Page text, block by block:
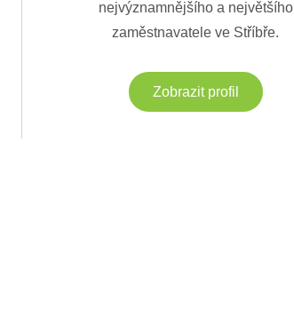
nejvýznamnějšího a největšího
zaměstnavatele ve Stříbře.
Zobrazit profil